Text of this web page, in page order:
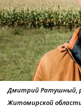
Дмитрий Ратушный,
Житомирской